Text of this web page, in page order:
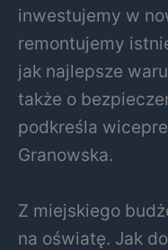
inwestujemy w
remontujemy
jak najlepsze
także o
podkreśla
Granowska.
Z miejskiego
na oświatę. Jak